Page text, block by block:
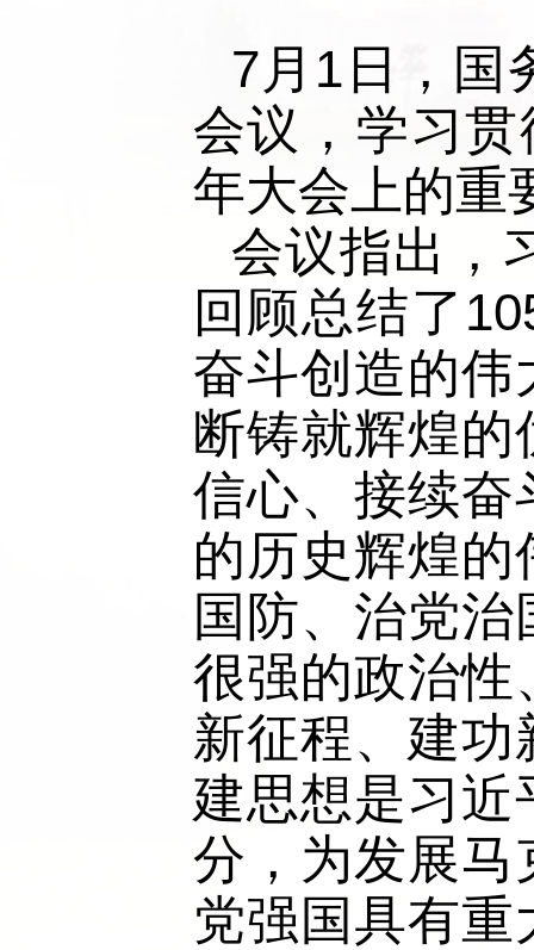
7月1日，国
会议，学习
年大会上的重
会议指出，
回顾总结了
奋斗创造的
断铸就辉煌
信心、接续奋
的历史辉煌
国防、治党
很强的政治性
新征程、建
建思想是习
分，为发展马
党强国具有